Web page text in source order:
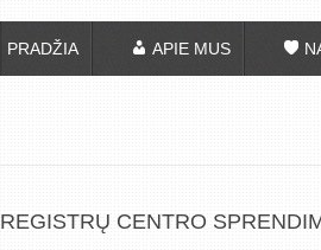
PRADŽIA APIE MUS
REGISTRŲ CENTRO